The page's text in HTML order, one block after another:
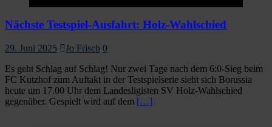
Nächste Testspiel-Ausfahrt: Holz-Wahlschied
29. Juni 2025 Jo Frisch 0
Es geht Schlag auf Schlag! Nur zwei Tage nach dem 6:0-Sieg beim
FC Kutzhof zum Auftakt in der Testspielserie sieht sich Borussia
heute um 17.00 Uhr dem Landesligisten SV Holz-Wahlschied
gegenüber. Gespielt wird auf dem […]